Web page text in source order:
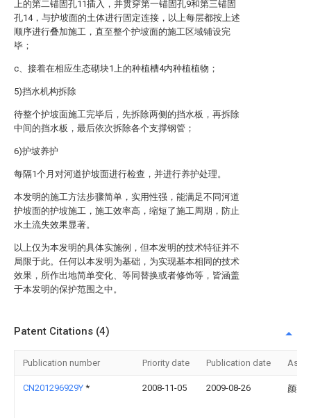
上的第二锚固孔11插入，并贯穿第一锚固孔9和第三锚固
孔14，与护坡面的土体进行固定连接，以上每层都按上述
顺序进行叠加施工，直至整个护坡面的施工区域铺设完
毕；
c、接着在相应生态砌块1上的种植槽4内种植植物；
5)挡水机构拆除
待整个护坡面施工完毕后，先拆除两侧的挡水板，再拆除
中间的挡水板，最后依次拆除各个支撑钢管；
6)护坡养护
每隔1个月对河道护坡面进行检查，并进行养护处理。
本发明的施工方法步骤简单，实用性强，能满足不同河道
护坡面的护坡施工，施工效率高，缩短了施工周期，防止
水土流失效果显著。
以上仅为本发明的具体实施例，但本发明的技术特征并不
局限于此。任何以本发明为基础，为实现基本相同的技术
效果，所作出地简单变化、等同替换或者修饰等，皆涵盖
于本发明的保护范围之中。
Patent Citations (4)
Publication number Priority date Publication date
CN201296929Y * 2008-11-05 2009-08-26 颜燕